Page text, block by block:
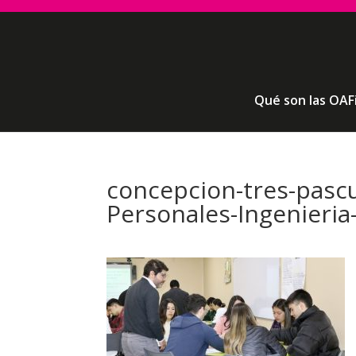
Qué son las
concepcion-tres-
Personales-